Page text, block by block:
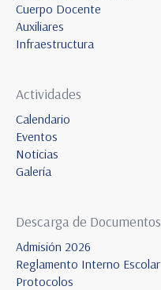
Cuerpo Docente
Auxiliares
Infraestructura
Actividades
Calendario
Eventos
Noticias
Galería
Descarga de Documentos
Admisión 2026
Reglamento Interno Escolar
Protocolos